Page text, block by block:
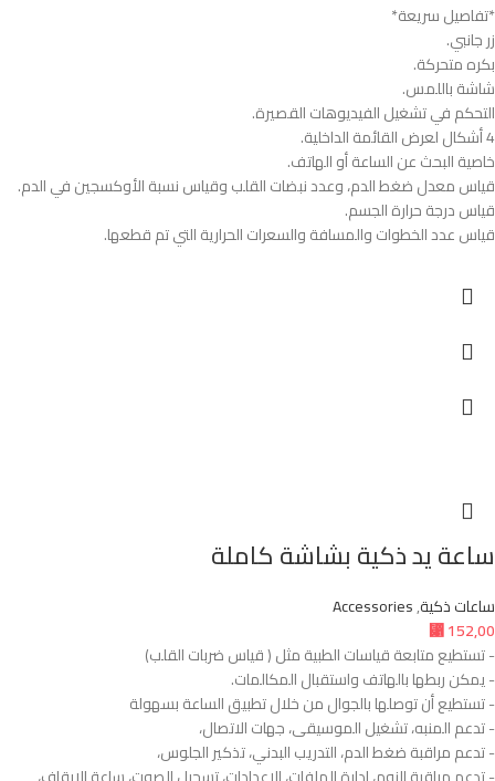
*تفاصيل سريعة*
زر جانبي.
بكره متحركة.
شاشة باللمس.
التحكم في تشغيل الفيديوهات القصيرة.
4 أشكال لعرض القائمة الداخلية.
خاصية البحث عن الساعة أو الهاتف.
قياس معدل ضغط الدم، وعدد نبضات القلب وقياس نسبة الأوكسجين في الدم.
قياس درجة حرارة الجسم.
قياس عدد الخطوات والمسافة والسعرات الحرارية التي تم قطعها.
ساعة يد ذكية بشاشة كاملة
ساعات ذكية,
Accessories
⃁152,00
- تستطيع متابعة قياسات الطبية مثل ( قياس ضربات القلب)
- يمكن ربطها بالهاتف واستقبال المكالمات.
- تستطيع أن توصلها بالجوال من خلال تطبيق الساعة بسهولة
- تدعم المنبه، تشغيل الموسيقى، جهات الاتصال،
- تدعم مراقبة ضغط الدم، التدريب البدني، تذكير الجلوس،